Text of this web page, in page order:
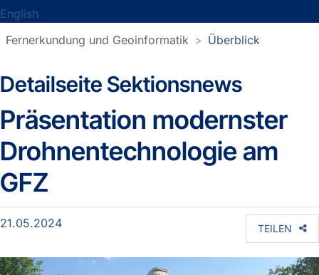
English
Fernerkundung und Geoinformatik Überblick
Sektionsnews
Detailseite Sektionsnews
Präsentation modernster
Drohnentechnologie am
GFZ
21.05.2024 TEILEN